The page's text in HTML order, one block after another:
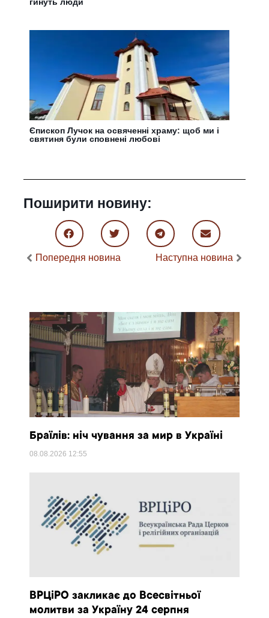
Єпископ Лучок на освяченні храму: щоб ми і
святиня були сповнені любові
Поширити новину:
Попередня новина Наступна новина
Браїлів: ніч чування за мир в Україні
08.08.2026 12:55
ВРЦіРО закликає до Всесвітньої
молитви за Україну 24 серпня